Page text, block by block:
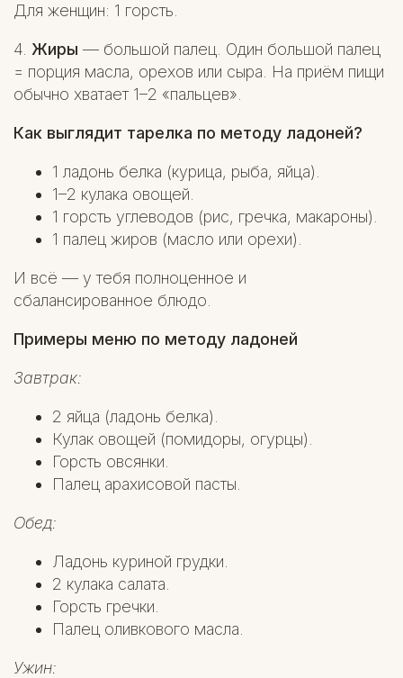
Для женщин: 1 горсть.
4. Жиры — большой палец. Один большой палец
= порция масла, орехов или сыра. На приём пищи
обычно хватает 1–2 «пальцев».
Как выглядит тарелка по методу ладоней?
1 ладонь белка (курица, рыба, яйца).
1–2 кулака овощей.
1 горсть углеводов (рис, гречка, макароны).
1 палец жиров (масло или орехи).
И всё — у тебя полноценное и
сбалансированное блюдо.
Примеры меню по методу ладоней
Завтрак:
2 яйца (ладонь белка).
Кулак овощей (помидоры, огурцы).
Горсть овсянки.
Палец арахисовой пасты.
Обед:
Ладонь куриной грудки.
2 кулака салата.
Горсть гречки.
Палец оливкового масла.
Ужин: